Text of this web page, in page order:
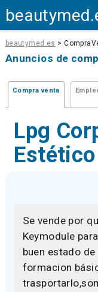
beautymed.es >
Anuncios de
Compra venta
Lpg
Se vende por
Keymodule
buen estado
formacion